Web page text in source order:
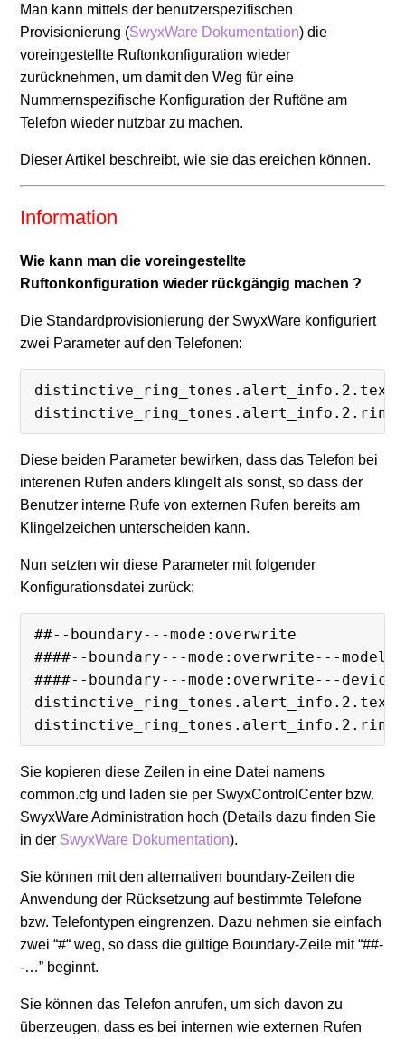
Man kann mittels der benutzerspezifischen
Provisionierung (SwyxWare Dokumentation) die
voreingestellte Ruftonkonfiguration wieder
zurücknehmen, um damit den Weg für eine
Nummernspezifische Konfiguration der Ruftöne am
Telefon wieder nutzbar zu machen.
Dieser Artikel beschreibt, wie sie das ereichen können.
Information
Wie kann man die voreingestellte
Ruftonkonfiguration wieder rückgängig machen ?
Die Standardprovisionierung der SwyxWare konfiguriert
zwei Parameter auf den Telefonen:
Diese beiden Parameter bewirken, dass das Telefon bei
interenen Rufen anders klingelt als sonst, so dass der
Benutzer interne Rufe von externen Rufen bereits am
Klingelzeichen unterscheiden kann.
Nun setzten wir diese Parameter mit folgender
Konfigurationsdatei zurück:
##--boundary---mode:overwrite
####--boundary---mode:overwrite---
####--boundary---mode:overwrite---
distinctive_ring_tones.alert_info.2.text
Sie kopieren diese Zeilen in eine Datei namens
common.cfg und laden sie per SwyxControlCenter bzw.
SwyxWare Administration hoch (Details dazu finden Sie
in der SwyxWare Dokumentation).
Sie können mit den alternativen boundary-Zeilen die
Anwendung der Rücksetzung auf bestimmte Telefone
bzw. Telefontypen eingrenzen. Dazu nehmen sie einfach
zwei “#“ weg, so dass die gültige Boundary-Zeile mit “##-
-…” beginnt.
Sie können das Telefon anrufen, um sich davon zu
überzeugen, dass es bei internen wie externen Rufen